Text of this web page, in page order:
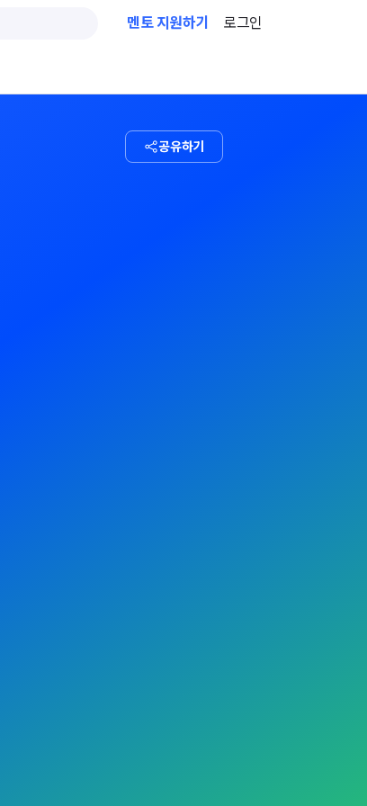
멘토 지원하기 로그인
공유하기